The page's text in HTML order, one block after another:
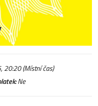
20:20 (Místní čas)
Ne